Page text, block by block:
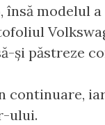
însă modelul
și păstreze
continuare,
ului.